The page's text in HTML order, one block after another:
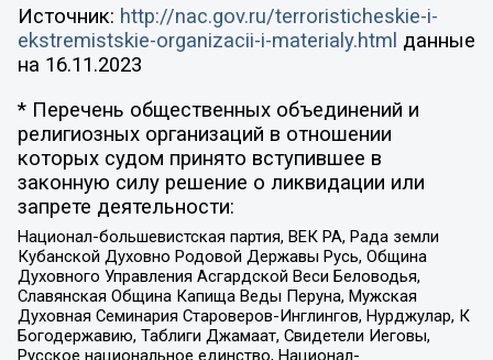
Источник: http://nac.gov.ru/terroristicheskie-i-
ekstremistskie-organizacii-i-materialy.html данные
на 16.11.2023
* Перечень общественных объединений и
религиозных организаций в отношении
которых судом принято вступившее в
законную силу решение о ликвидации или
запрете деятельности:
Национал-большевистская партия, ВЕК РА, Рада земли
Кубанской Духовно Родовой Державы Русь, Община
Духовного Управления Асгардской Веси Беловодья,
Славянская Община Капища Веды Перуна, Мужская
Духовная Семинария Староверов-Инглингов, Нурджулар, К
Богодержавию, Таблиги Джамаат, Свидетели Иеговы,
Русское национальное единство, Национал-